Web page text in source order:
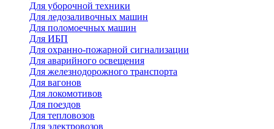
Для уборочной техники
Для ледозаливочных машин
Для поломоечных машин
Для ИБП
Для охранно-пожарной сигнализации
Для аварийного освещения
Для железнодорожного транспорта
Для вагонов
Для локомотивов
Для поездов
Для тепловозов
Для электровозов